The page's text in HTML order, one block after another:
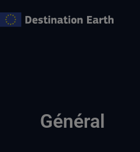
to
Général